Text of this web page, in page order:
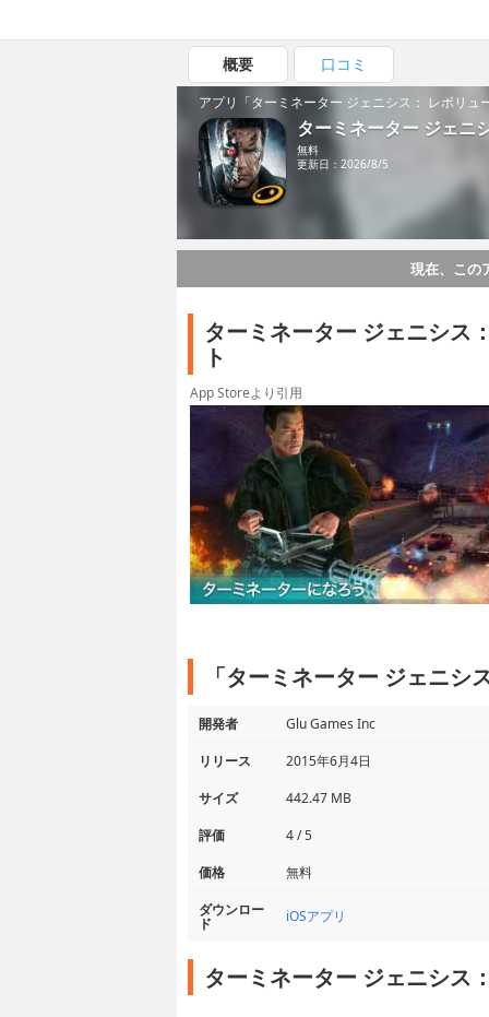
概要 口コミ
アプリ「ターミネーター ジェニシス： レボリュ
ターミネーター ジェニ
無料
更新日：2026/8/5
現在、この
ターミネーター ジェニシス
ト
App Storeより引用
「ターミネーター ジェニ
開発者
Glu Games Inc
リリース
2015年6月4日
サイズ
442.47 MB
評価
4 / 5
価格
無料
ダウンロー
ド iOSアプリ
ターミネーター ジェニシス